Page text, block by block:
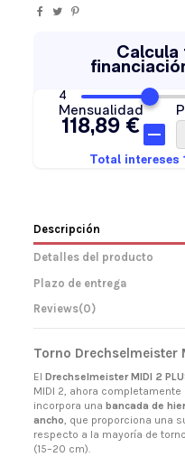
Descripción
Detalles del producto
Plazo de entrega
Reviews(0)
Torno Drechselmeister
ElDrechselmeister MIDI 2
MIDI 2, ahora
incorpora unabancada de
ancho, que proporciona una
respecto a la mayoría de
(15–20 cm).